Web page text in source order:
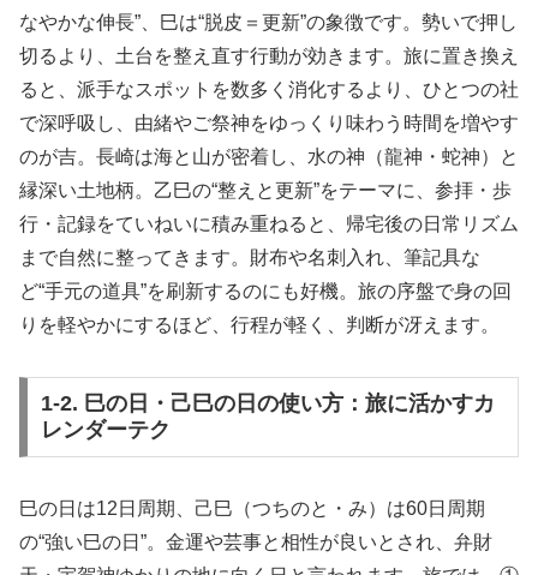
なやかな伸長”、巳は“脱皮＝更新”の象徴です。勢いで押し
切るより、土台を整え直す行動が効きます。旅に置き換え
ると、派手なスポットを数多く消化するより、ひとつの社
で深呼吸し、由緒やご祭神をゆっくり味わう時間を増やす
のが吉。長崎は海と山が密着し、水の神（龍神・蛇神）と
縁深い土地柄。乙巳の“整えと更新”をテーマに、参拝・歩
行・記録をていねいに積み重ねると、帰宅後の日常リズム
まで自然に整ってきます。財布や名刺入れ、筆記具な
ど“手元の道具”を刷新するのにも好機。旅の序盤で身の回
りを軽やかにするほど、行程が軽く、判断が冴えます。
1-2. 巳の日・己巳の日の使い方：旅に活かすカ
レンダーテク
巳の日は12日周期、己巳（つちのと・み）は60日周期
の“強い巳の日”。金運や芸事と相性が良いとされ、弁財